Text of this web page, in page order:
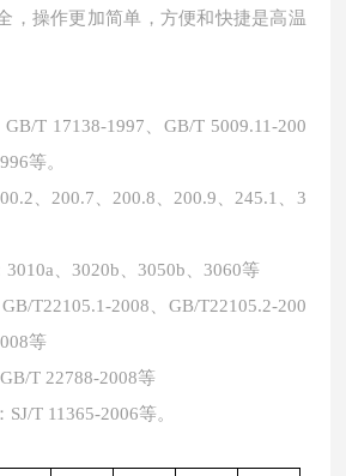
，操作更加简单，方便和快捷是高温
T 17138-1997、GB/T 5009.11-200
等。
、200.7、200.8、200.9、245.1、3
3010a、3020b、3050b、3060等
T22105.1-2008、GB/T22105.2-200
等
T 22788-2008等
SJ/T 11365-2006等。